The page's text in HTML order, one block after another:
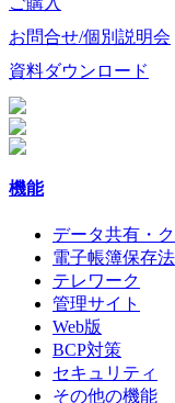
お問合せ/個別説明会
資料ダウンロード
機能
データ共有・
電子帳簿保存
テレワーク
管理サイト
Web版
BCP対策
セキュリティ
その他の機能